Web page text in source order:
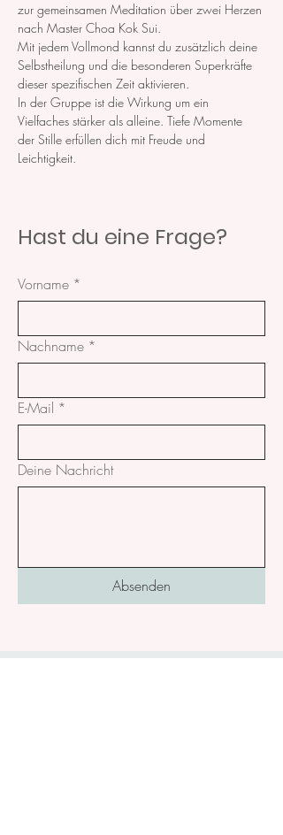
zur gemeinsamen Meditation über zwei Herzen
nach Master Choa Kok Sui.
Mit jedem Vollmond kannst du zusätzlich deine
Selbstheilung und die besonderen Superkräfte
dieser spezifischen Zeit aktivieren.
In der Gruppe ist die Wirkung um ein
Vielfaches stärker als alleine. Tiefe Momente
der Stille erfüllen dich mit Freude und
Leichtigkeit.
Hast du eine Frage?
Vorname *
Nachname *
E-Mail *
Deine Nachricht
Absenden